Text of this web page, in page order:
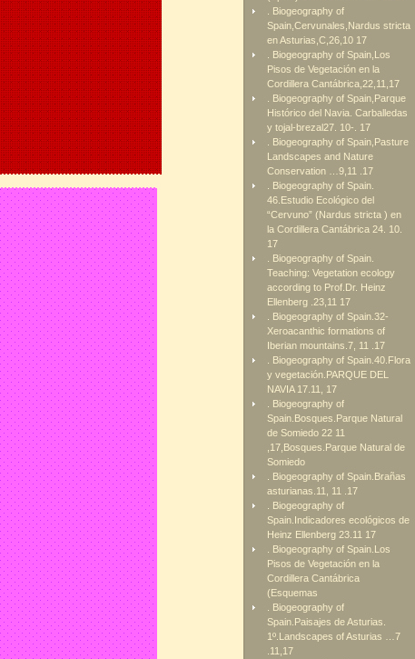
. Biogeography of
Spain,Cervunales,Nardus stricta
en Asturias,C,26,10 17
. Biogeography of Spain,Los
Pisos de Vegetación en la
Cordillera Cantábrica,22,11,17
. Biogeography of Spain,Parque
Histórico del Navia. Carballedas
y tojal-brezal27. 10-. 17
. Biogeography of Spain,Pasture
Landscapes and Nature
Conservation …9,11 .17
. Biogeography of Spain.
46.Estudio Ecológico del
“Cervuno” (Nardus stricta ) en
la Cordillera Cantábrica 24. 10.
17
. Biogeography of Spain.
Teaching: Vegetation ecology
according to Prof.Dr. Heinz
Ellenberg .23,11 17
. Biogeography of Spain.32-
Xeroacanthic formations of
Iberian mountains.7, 11 .17
. Biogeography of Spain.40.Flora
y vegetación.PARQUE DEL
NAVIA 17.11, 17
. Biogeography of
Spain.Bosques.Parque Natural
de Somiedo 22 11
,17,Bosques.Parque Natural de
Somiedo
. Biogeography of Spain.Brañas
asturianas.11, 11 .17
. Biogeography of
Spain.Indicadores ecológicos de
Heinz Ellenberg 23.11 17
. Biogeography of Spain.Los
Pisos de Vegetación en la
Cordillera Cantábrica
(Esquemas
. Biogeography of
Spain.Paisajes de Asturias.
1º.Landscapes of Asturias …7
.11,17